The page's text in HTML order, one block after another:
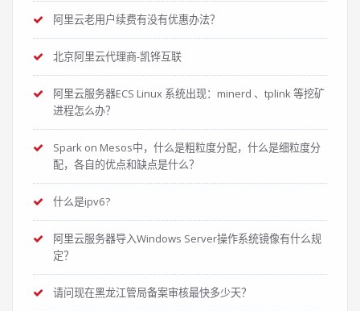
阿里云老用户续费有没有优惠办法？
北京阿里云代理商-凯铧互联
阿里云服务器ECS Linux 系统出现：minerd 、tplink 等挖矿
进程怎么办？
Spark on Mesos中，什么是粗粒度分配，什么是细粒度分
配，各自的优点和缺点是什么？
什么是ipv6?
阿里云服务器导入Windows Server操作系统镜像有什么规
定？
请问现在黑龙江管局备案审核最快多少天？